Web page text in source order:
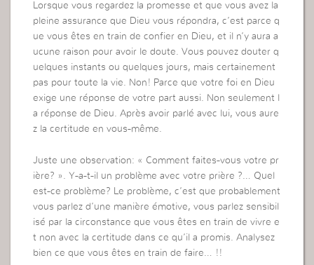
Lorsque vous regardez la promesse et que vous avez la
pleine assurance que Dieu vous répondra, c’est parce q
ue vous êtes en train de confier en Dieu, et il n’y aura a
ucune raison pour avoir le doute. Vous pouvez douter q
uelques instants ou quelques jours, mais certainement
pas pour toute la vie. Non! Parce que votre foi en Dieu
exige une réponse de votre part aussi. Non seulement l
a réponse de Dieu. Après avoir parlé avec lui, vous aure
z la certitude en vous-même.
Juste une observation: « Comment faites-vous votre pr
ière? ». Y-a-t-il un problème avec votre prière ?… Quel
est-ce problème? Le problème, c’est que probablement
vous parlez d’une manière émotive, vous parlez sensibil
isé par la circonstance que vous êtes en train de vivre e
t non avec la certitude dans ce qu’il a promis. Analysez
bien ce que vous êtes en train de faire… !!